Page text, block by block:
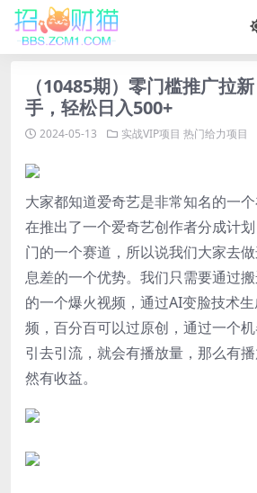
（10485期）零门槛推广拉
手，轻松日入500+
2024-05-13 实战VIP项目 热门给力项目
大家都知道爱奇艺是非常知名的一
在推出了一个爱奇艺创作者分成计
门的一个赛道，所以说我们大家去
息差的一个优势。我们只需要通过
的一个爆火视频，通过AI变脸技术
频，百分百可以过原创，通过一个
引去引流，就会有播放量，那么有
然有收益。